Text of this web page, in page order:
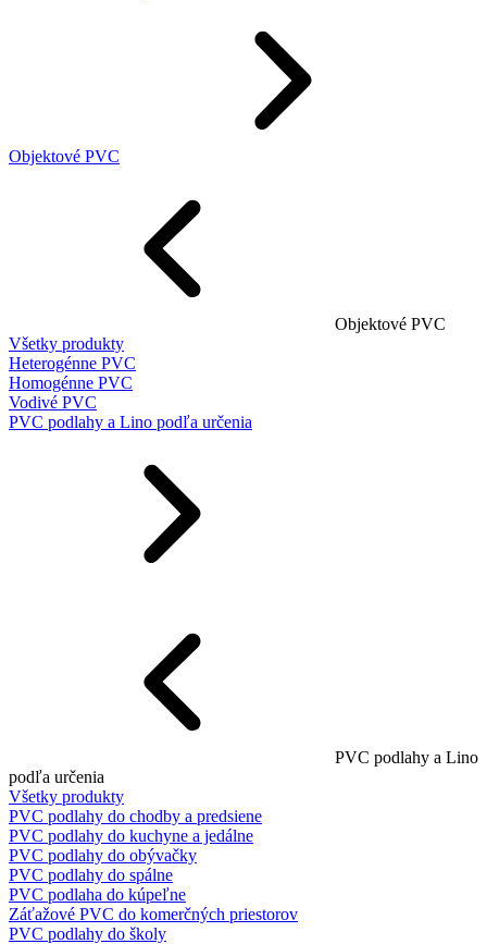
Objektové PVC
Objektové PVC
Všetky produkty
Heterogénne PVC
Homogénne PVC
Vodivé PVC
PVC podlahy a Lino podľa určenia
PVC podlahy a Lino
podľa určenia
Všetky produkty
PVC podlahy do chodby a predsiene
PVC podlahy do kuchyne a jedálne
PVC podlahy do obývačky
PVC podlahy do spálne
PVC podlaha do kúpeľne
Záťažové PVC do komerčných priestorov
PVC podlahy do školy